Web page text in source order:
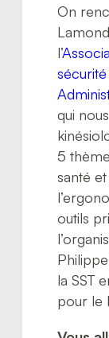
On
l’
qui
5
santé
outils
la SST
pour le